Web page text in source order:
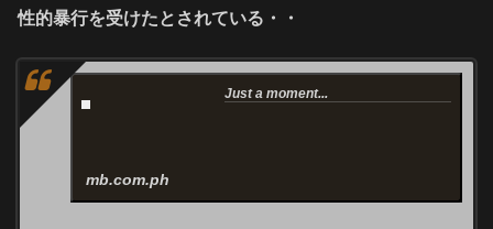
性的暴行を受けたとされている・・
Just a moment...
mb.com.ph